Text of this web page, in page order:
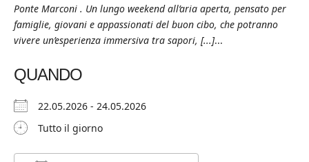
Ponte Marconi . Un lungo weekend all’aria aperta, pensato per
famiglie, giovani e appassionati del buon cibo, che potranno
vivere un’esperienza immersiva tra sapori, [...]...
QUANDO
22.05.2026 - 24.05.2026
Tutto il giorno